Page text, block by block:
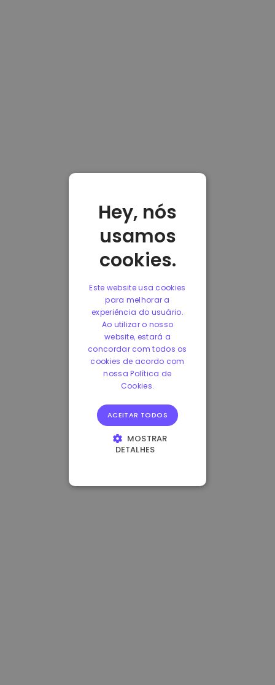
Hey, nós
usamos
cookies.
Este website usa cookies
para melhorar a
experiência do usuário.
Ao utilizar o nosso
website, estará a
concordar com todos os
cookies de acordo com
nossa Política de
Cookies.
ACEITAR TODOS
MOSTRAR
DETALHES